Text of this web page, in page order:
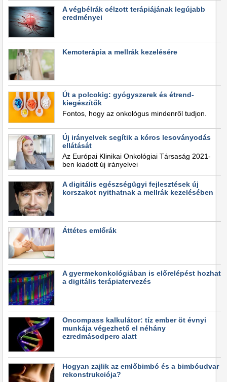
A végbélrák célzott terápiájának legújabb
eredményei
Kemoterápia a mellrák kezelésére
Út a polcokig: gyógyszerek és étrend-
kiegészítők
Fontos, hogy az onkológus mindenről tudjon.
Új irányelvek segítik a kóros lesoványodás
ellátását
Az Európai Klinikai Onkológiai Társaság 2021-
ben kiadott új irányelvei
A digitális egészségügyi fejlesztések új
korszakot nyithatnak a mellrák kezelésében
Áttétes emlőrák
A gyermekonkológiában is előrelépést hozhat
a digitális terápiatervezés
Oncompass kalkulátor: tíz ember öt évnyi
munkája végezhető el néhány
ezredmásodperc alatt
Hogyan zajlik az emlőbimbó és a bimbóudvar
rekonstrukciója?